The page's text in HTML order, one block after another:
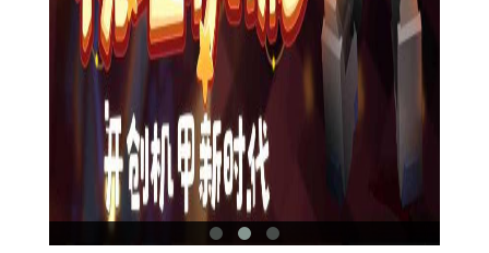
防御装备。
5. 参与社区活动：积极参与社区活动和任务，可以获得额外